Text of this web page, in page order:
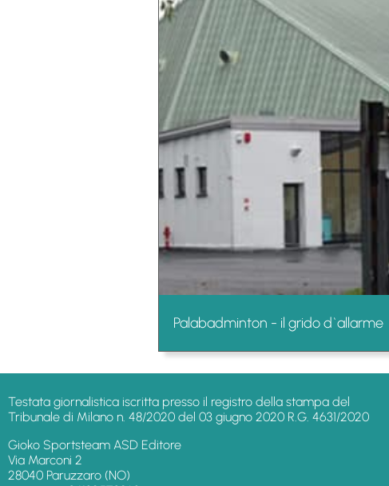
Palabadminton - il grido d`allarme
Testata giornalistica iscritta presso il registro della stampa del
Tribunale di Milano n. 48/2020 del 03 giugno 2020 R.G. 4631/2020
Gioko Sportsteam ASD Editore
Via Marconi 2
28040 Paruzzaro (NO)